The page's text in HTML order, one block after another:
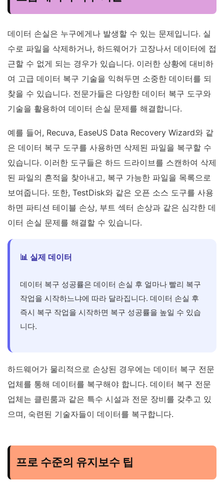
데이터 손실은 누구에게나 발생할 수 있는 문제입니다. 실
수로 파일을 삭제하거나, 하드웨어가 고장나서 데이터에 접
근할 수 없게 되는 경우가 있습니다. 이러한 상황에 대비하
여 고급 데이터 복구 기술을 익혀두면 소중한 데이터를 되
찾을 수 있습니다. 전문가들은 다양한 데이터 복구 도구와
기술을 활용하여 데이터 손실 문제를 해결합니다.
예를 들어, Recuva, EaseUS Data Recovery Wizard와 같
은 데이터 복구 도구를 사용하면 삭제된 파일을 복구할 수
있습니다. 이러한 도구들은 하드 드라이브를 스캔하여 삭제
된 파일의 흔적을 찾아내고, 복구 가능한 파일을 목록으로
보여줍니다. 또한, TestDisk와 같은 오픈 소스 도구를 사용
하면 파티션 테이블 손상, 부트 섹터 손상과 같은 심각한 데
이터 손실 문제를 해결할 수 있습니다.
📊 실제 데이터
데이터 복구 성공률은 데이터 손실 후 얼마나 빨리 복구
작업을 시작하느냐에 따라 달라집니다. 데이터 손실 후
즉시 복구 작업을 시작하면 복구 성공률을 높일 수 있습
니다.
하드웨어가 물리적으로 손상된 경우에는 데이터 복구 전문
업체를 통해 데이터를 복구해야 합니다. 데이터 복구 전문
업체는 클린룸과 같은 특수 시설과 전문 장비를 갖추고 있
으며, 숙련된 기술자들이 데이터를 복구합니다.
프로 수준의 유지보수 팁